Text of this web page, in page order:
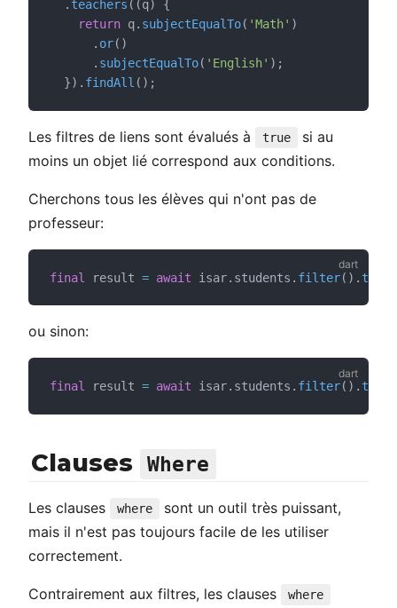
  .
teachers ((q) {
return q. subjectEqualTo( 'Math' )
      .
or()
      .
subjectEqualTo( 'English' );
  }).
findAll ();
Les filtres de liens sont évalués à true
si au
moins un objet lié correspond aux conditions.
Cherchons tous les élèves qui n'ont pas de
professeur:
final result = await isar.students. filter().
ou sinon:
final result = await isar.students. filter().
Clauses Where
Les clauses where
sont un outil très puissant,
mais il n'est pas toujours facile de les utiliser
correctement.
Contrairement aux filtres, les clauses where